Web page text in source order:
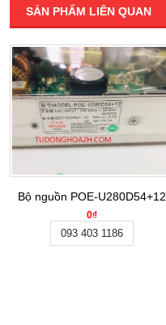
SẢN PHẨM LIÊN QUAN
Bộ nguồn POE-U280D54+12
0₫
093 403 1186